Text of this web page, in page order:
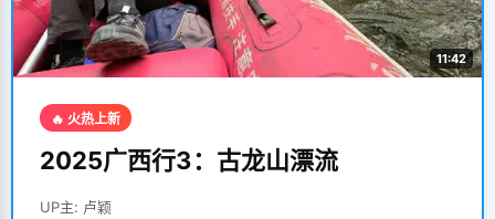
11:42
🔥 火热上新
2025广西行3：古龙山漂流
UP主: 卢颖